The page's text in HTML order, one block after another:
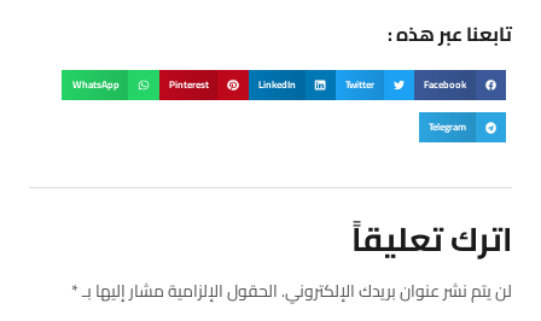
تابعنا عبر هذه :
Facebook
Twitter
LinkedIn
Pinterest
WhatsApp
Telegram
اترك تعليقاً
لن يتم نشر عنوان بريدك الإلكتروني.الحقول الإلزامية مشار إليها بـ*